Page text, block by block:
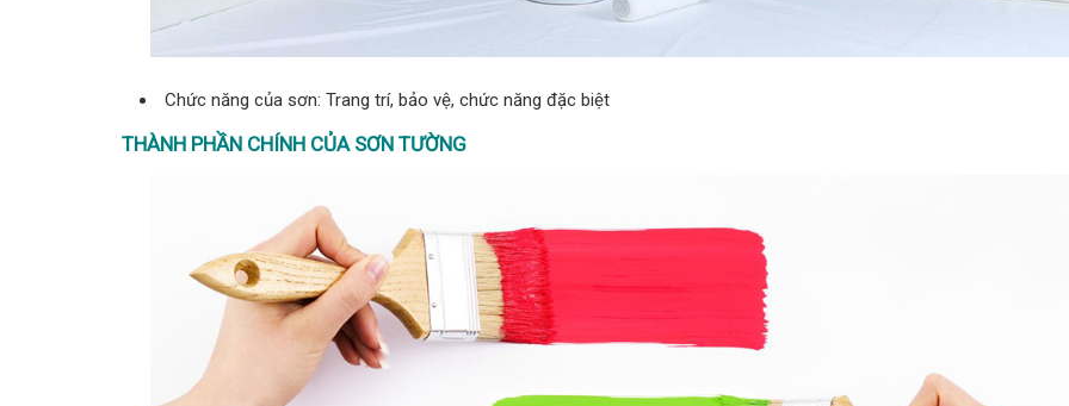
Chức năng của sơn: Trang trí, bảo vệ, chức năng đặc biệt
THÀNH PHẦN CHÍNH CỦA SƠN TƯỜNG